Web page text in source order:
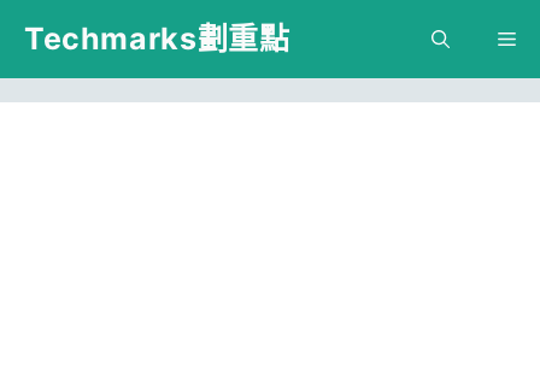
跳
主
Techmarks劃重點